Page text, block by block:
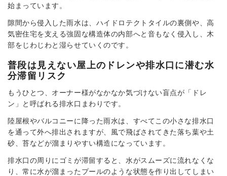
始まっています。
隙間から侵入した雨水は、ハイドロテクトタイルの裏側や、高
気密住宅を支える強固な構造体の内部へと音もなく侵入し、木
部をじわじわと湿らせていくのです。
普段は見えない屋上のドレンや排水口に潜む水
分滞留リスク
もうひとつ、オーナー様がなかなか気づけない盲点が「ドレ
ン」と呼ばれる排水口まわりです。
陸屋根やバルコニーに降った雨水は、すべてこの小さな排水口
を通って外へ排出されますが、風で飛ばされてきた落ち葉や土
砂、苔などが溜まりやすい構造になっています。
排水口の周りにゴミが滞留すると、水がスムーズに流れなくな
り、常に水が溜まったプールのような状態を作り出してしまい